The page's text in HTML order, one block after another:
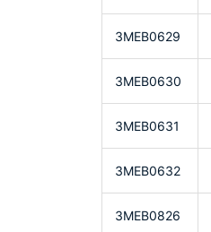
3MEB0629
3MEB0630
3MEB0631
3MEB0632
3MEB0826